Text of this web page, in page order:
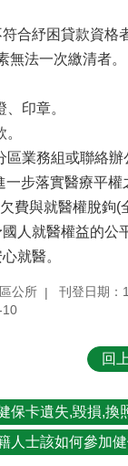
符合紓困貸款資格
無法一次繳清者。
印章。
區業務組或聯絡辦
一步落實醫療平
費與就醫權脫鉤(
人就醫權益的公
就醫。
公所
刊登日期：
10
回
保卡遺失,毀損,換
人士該如何參加